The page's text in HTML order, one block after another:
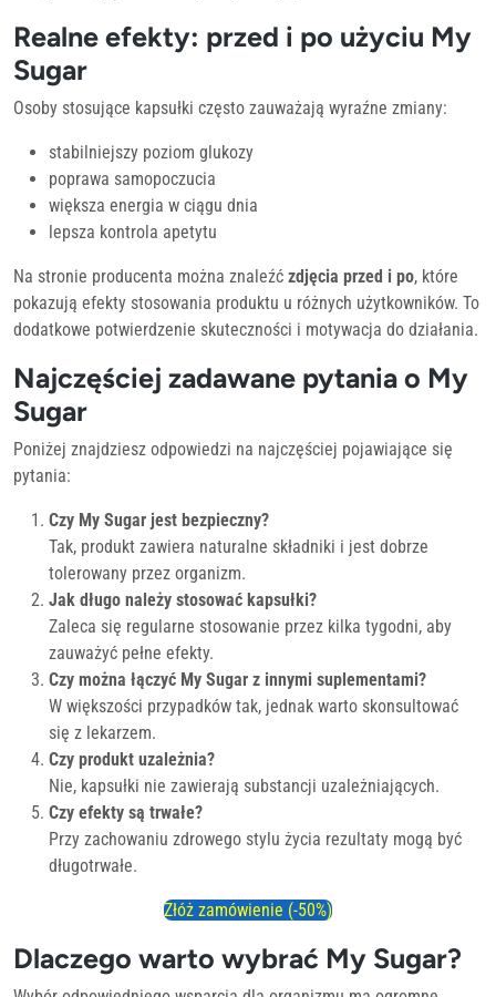
Realne efekty: przed i po użyciu My
Sugar
Osoby stosujące kapsułki często zauważają wyraźne zmiany:
stabilniejszy poziom glukozy
poprawa samopoczucia
większa energia w ciągu dnia
lepsza kontrola apetytu
Na stronie producenta można znaleźć zdjęcia przed i po, które
pokazują efekty stosowania produktu u różnych użytkowników. To
dodatkowe potwierdzenie skuteczności i motywacja do działania.
Najczęściej zadawane pytania o My
Sugar
Poniżej znajdziesz odpowiedzi na najczęściej pojawiające się
pytania:
Czy My Sugar jest bezpieczny?
Tak, produkt zawiera naturalne składniki i jest dobrze
tolerowany przez organizm.
Jak długo należy stosować kapsułki?
Zaleca się regularne stosowanie przez kilka tygodni, aby
zauważyć pełne efekty.
Czy można łączyć My Sugar z innymi suplementami?
W większości przypadków tak, jednak warto skonsultować
się z lekarzem.
Czy produkt uzależnia?
Nie, kapsułki nie zawierają substancji uzależniających.
Czy efekty są trwałe?
Przy zachowaniu zdrowego stylu życia rezultaty mogą być
długotrwałe.
Złóż zamówienie (-50%)
Dlaczego warto wybrać My Sugar?